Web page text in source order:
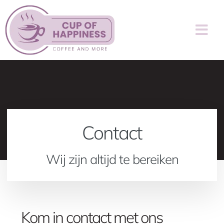
Contact
Wij zijn altijd te bereiken
Kom in contact met ons